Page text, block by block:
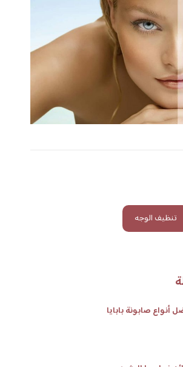
تنظيف الوجه
أنواع صابونة بابايا